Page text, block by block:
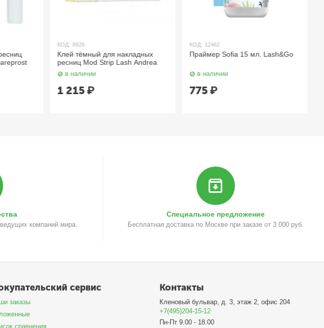
КОД: 8926
Клей тёмный для накладных
ресниц Mod Strip Lash Andrea
в наличии
1 215₽
КОД: 12462
Праймер Sofia 15 мл. Lash&Go
в наличии
775₽
компаний мира.
Специальное предложение
Бесплатная доставка по Москве при заказе от 3 000 руб.
сервис
заказы
сравнения
Контакты
Кленовый бульвар, д. 3, этаж 2, офис 204
+7(495)204-15-12
Пн-Пт 9.00 - 18.00